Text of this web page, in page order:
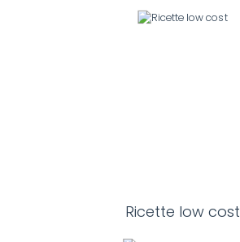
Ricette low cost